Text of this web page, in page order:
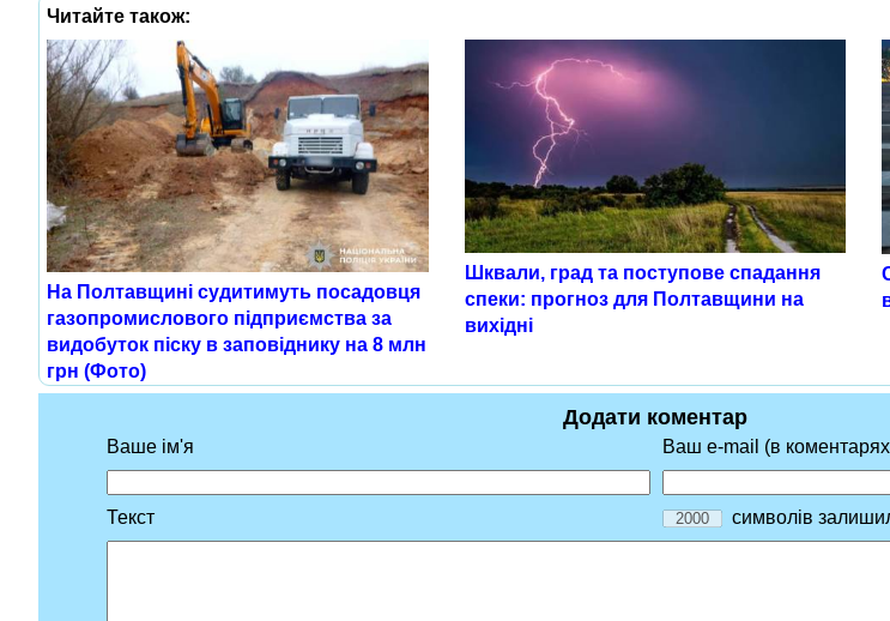
Читайте також:
На Полтавщині судитимуть посадовця
газопромислового підприємства за
видобуток піску в заповіднику на 8 млн
грн (Фото)
Шквали, град та поступове спадання
спеки: прогноз для Полтавщини на
вихідні
Додати коментар
Ваше ім'я Ваш e-mail (в
Текст символів